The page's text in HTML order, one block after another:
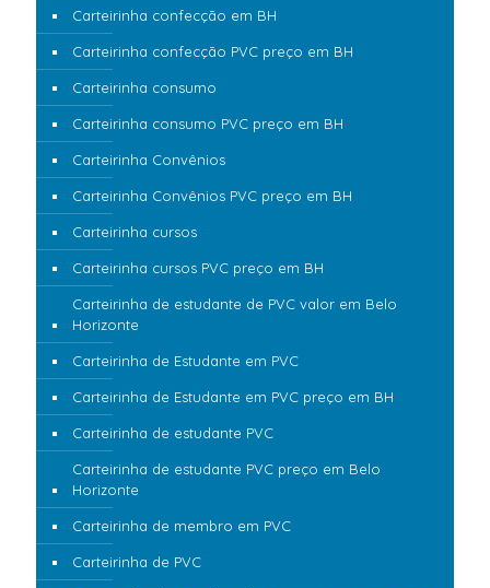
Carteirinha confecção em BH
Carteirinha confecção PVC preço em BH
Carteirinha consumo
Carteirinha consumo PVC preço em BH
Carteirinha Convênios
Carteirinha Convênios PVC preço em BH
Carteirinha cursos
Carteirinha cursos PVC preço em BH
Carteirinha de estudante de PVC valor em Belo
Horizonte
Carteirinha de Estudante em PVC
Carteirinha de Estudante em PVC preço em BH
Carteirinha de estudante PVC
Carteirinha de estudante PVC preço em Belo
Horizonte
Carteirinha de membro em PVC
Carteirinha de PVC